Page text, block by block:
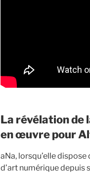
La révélation de
en œuvre pour
aNa, lorsqu’elle
d’art numérique depuis